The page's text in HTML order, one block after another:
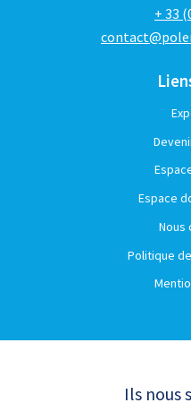
+ 33
Espace
Nous
Politique
Ils nous